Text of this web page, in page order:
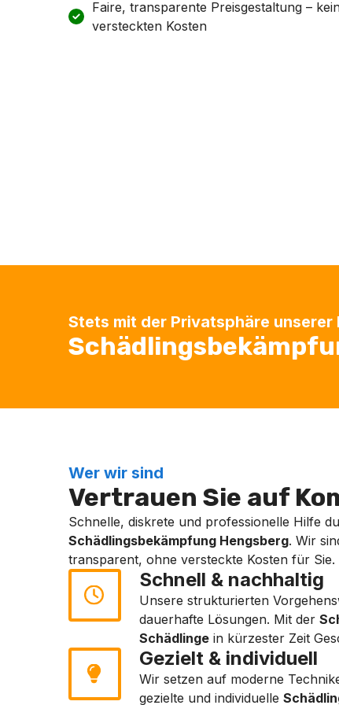
Faire, transparente Preisgestaltung –
versteckten Kosten
Stets mit der Privatsphäre
Wer wir sind
Vertrauen Sie auf
Schnelle, diskrete und professionelle Hilfe
Schädlingsbekämpfung Hengsberg. Wir
transparent, ohne versteckte Kosten für Sie.
Schnell & nachhaltig
Unsere strukturierten
dauerhafte Lösungen. Mit der
Schädlinge in kürzester Zeit
Gezielt & individuell
Wir setzen auf moderne
gezielte und individuelle